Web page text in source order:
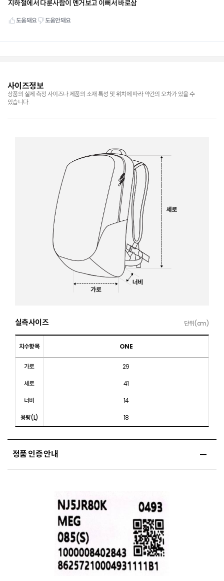
사이즈정보
상품의 실제 측정 사이즈나 제품의 소재 특성 및 위치에 따라 약간의 오차가 있을 수
있습니다.
실측사이즈 단위(cm)
치수항목 ONE
가로
29
세로
41
너비
14
용량(L)
18
정품 인증 안내